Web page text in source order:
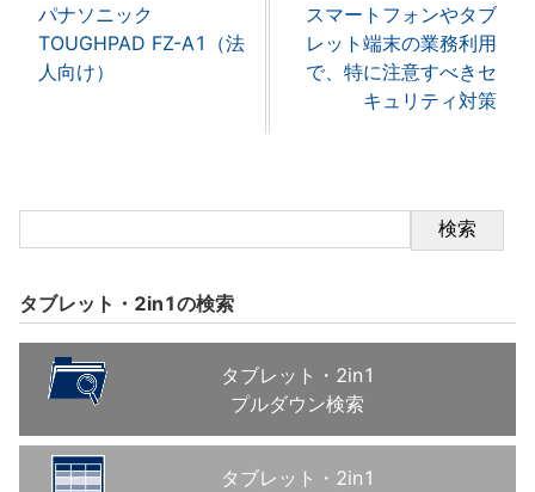
パナソニック
TOUGHPAD FZ-A1（法
人向け）
スマートフォンやタブ
レット端末の業務利用
で、特に注意すべきセ
キュリティ対策
検索
タブレット・2in1の検索
タブレット・2in1
プルダウン検索
タブレット・2in1